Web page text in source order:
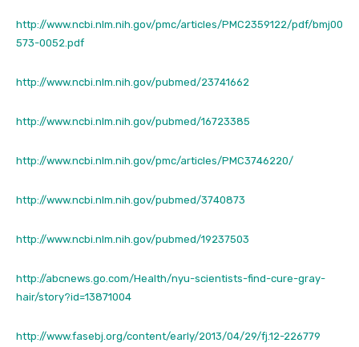
http://www.ncbi.nlm.nih.gov/pmc/articles/PMC2359122/pdf/bmj00
573-0052.pdf
http://www.ncbi.nlm.nih.gov/pubmed/23741662
http://www.ncbi.nlm.nih.gov/pubmed/16723385
http://www.ncbi.nlm.nih.gov/pmc/articles/PMC3746220/
http://www.ncbi.nlm.nih.gov/pubmed/3740873
http://www.ncbi.nlm.nih.gov/pubmed/19237503
http://abcnews.go.com/Health/nyu-scientists-find-cure-gray-
hair/story?id=13871004
http://www.fasebj.org/content/early/2013/04/29/fj.12-226779